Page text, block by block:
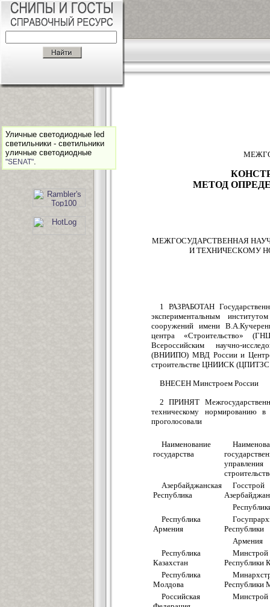
Уличные светодиодные led
светильники - светильники
уличные светодиодные
"SENAT".
МЕТОД
МЕЖГОСУДАРСТВЕННАЯ
И ТЕХНИЧЕСКОМУ
1 РАЗРАБОТАН
экспериментальным
сооружений имени
центра «Строительство»
Всероссийским научно-
(ВНИИПО) МВД России и
строительстве ЦНИИСК
ВНЕСЕН Минстроем России
2 ПРИНЯТ
техническому нормированию
проголосовали
Наименование
государства
управления
Азербайджанская
Республика
Госстрой
Республика
Армения
Республики
Армения
Республика
Казахстан
Минстрой
Республики
Республика
Молдова
Республики
Российская
Минстрой